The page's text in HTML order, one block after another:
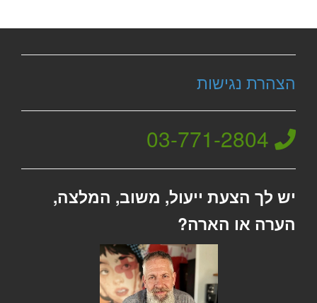
הצהרת נגישות
03-771-2804
יש לך הצעת ייעול, משוב, המלצה,
הערה או הארה?